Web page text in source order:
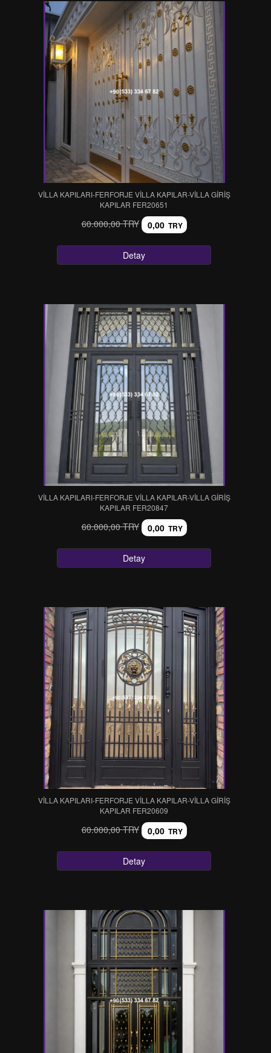
VİLLA KAPILARI-FERFORJE VİLLA KAPILAR-VİLLA GİRİŞ
KAPILAR FER20651
60.000,00 TRY 0,00 TRY
Detay
VİLLA KAPILARI-FERFORJE VİLLA KAPILAR-VİLLA GİRİŞ
KAPILAR FER20847
60.000,00 TRY 0,00 TRY
Detay
VİLLA KAPILARI-FERFORJE VİLLA KAPILAR-VİLLA GİRİŞ
KAPILAR FER20609
60.000,00 TRY 0,00 TRY
Detay